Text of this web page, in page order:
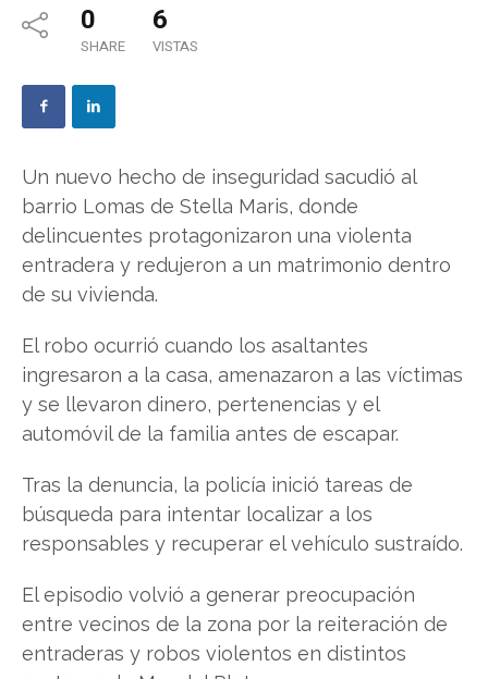
0
SHARE
6
VISTAS
Un nuevo hecho de inseguridad sacudió al
barrio Lomas de Stella Maris, donde
delincuentes protagonizaron una violenta
entradera y redujeron a un matrimonio dentro
de su vivienda.
El robo ocurrió cuando los asaltantes
ingresaron a la casa, amenazaron a las víctimas
y se llevaron dinero, pertenencias y el
automóvil de la familia antes de escapar.
Tras la denuncia, la policía inició tareas de
búsqueda para intentar localizar a los
responsables y recuperar el vehículo sustraído.
El episodio volvió a generar preocupación
entre vecinos de la zona por la reiteración de
entraderas y robos violentos en distintos